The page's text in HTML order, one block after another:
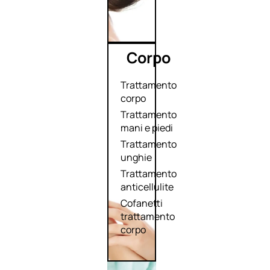
Corpo
Trattamento
corpo
Trattamento
mani e piedi
Trattamento
unghie
Trattamento
anticellulite
Cofanetti
trattamento
corpo